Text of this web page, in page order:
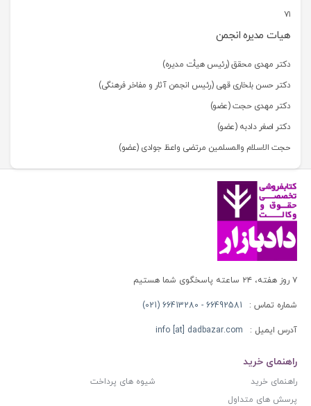
۷۱
هیات مدیره انجمن
دکتر مهدی محقق (رئیس هیأت مدیره)
دکتر حسن بلخاری قهی (رئیس انجمن آثار و مفاخر فرهنگی)
دکتر مهدی حجت (عضو)
دکتر اصغر دادبه (عضو)
حجت الاسلام والمسلمین مرتضی واعظ جوادی (عضو)
۷ روز هفته، ۲۴ ساعته پاسخگوی شما هستیم
شماره تماس : 66492581 - 66413280 (021)
آدرس ایمیل : info [at] dadbazar.com
راهنمای خرید
راهنمای خرید
شیوه های پرداخت
پرسش های متداول